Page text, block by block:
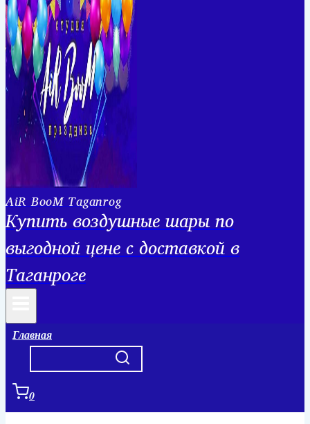
AiR BooM Taganrog
Купить воздушные шары по
выгодной цене с доставкой в
Таганроге
Главная
0